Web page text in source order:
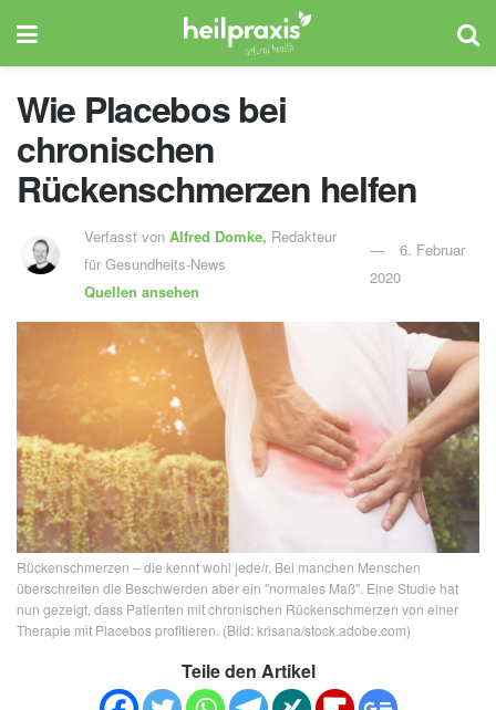
Wie Placebos bei
chronischen
Rückenschmerzen helfen
Verfasst vonAlfred Domke, Redakteur
für Gesundheits-News
Quellen ansehen
6. Februar
2020
Rückenschmerzen – die kennt wohl jede/r. Bei manchen Menschen
überschreiten die Beschwerden aber ein "normales Maß". Eine Studie hat
nun gezeigt, dass Patienten mit chronischen Rückenschmerzen von einer
Therapie mit Placebos profitieren. (Bild: krisana/stock.adobe.com)
Teile den Artikel